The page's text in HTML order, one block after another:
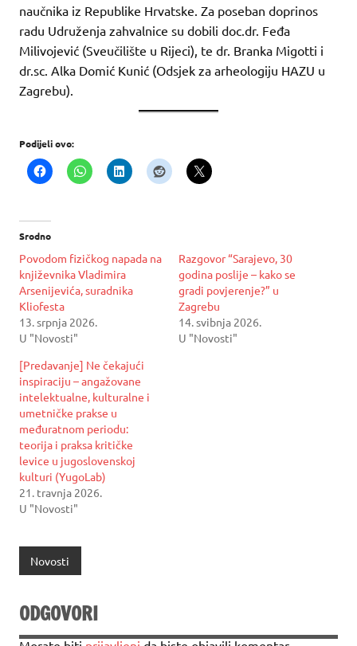
naučnika iz Republike Hrvatske. Za poseban doprinos
radu Udruženja zahvalnice su dobili doc.dr. Feđa
Milivojević (Sveučilište u Rijeci), te dr. Branka Migotti i
dr.sc. Alka Domić Kunić (Odsjek za arheologiju HAZU u
Zagrebu).
Podijeli ovo:
Srodno
Povodom fizičkog napada na
književnika Vladimira
Arsenijevića, suradnika
Kliofesta
13. srpnja 2026.
U "Novosti"
Razgovor “Sarajevo, 30
godina poslije – kako se
gradi povjerenje?” u
Zagrebu
14. svibnja 2026.
U "Novosti"
[Predavanje] Ne čekajući
inspiraciju – angažovane
intelektualne, kulturalne i
umetničke prakse u
međuratnom periodu:
teorija i praksa kritičke
levice u jugoslovenskoj
kulturi (YugoLab)
21. travnja 2026.
U "Novosti"
Novosti
ODGOVORI